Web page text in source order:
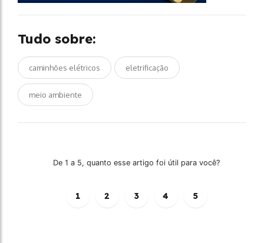
Tudo sobre:
caminhões elétricos eletrificação
meio ambiente
De 1 a 5, quanto esse artigo foi útil para você?
1 2 3 4 5